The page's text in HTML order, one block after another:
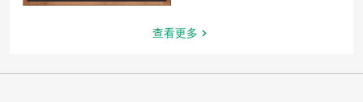
查看更多